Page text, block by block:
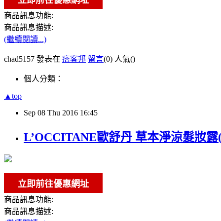
商品訊息功能:
商品訊息描述:
(繼續閱讀...)
chad5157 發表在 痞客邦 留言(0) 人氣()
個人分類：
▲top
Sep 08 Thu 2016 16:45
L’OCCITANE歐舒丹 草本淨涼髮妝露
商品訊息功能:
商品訊息描述: